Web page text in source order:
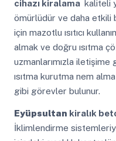
cihazı kiralama kaliteli
ömürlüdür ve daha etkili
için mazotlu ısıtıcı
almak ve doğru ısıtma
uzmanlarımızla iletişime
ısıtma kurutma nem
gibi görevler bulunur.
Eyüpsultan kiralık
İklimlendirme